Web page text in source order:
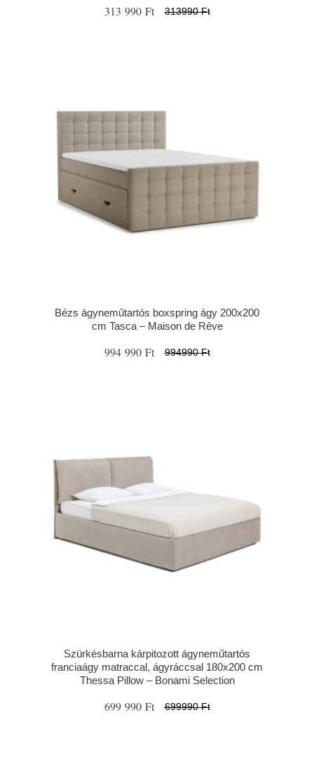
313 990 Ft 313990 Ft
Bézs ágyneműtartós boxspring ágy 200x200
cm Tasca – Maison de Rêve
994 990 Ft 994990 Ft
Szürkésbarna kárpitozott ágyneműtartós
franciaágy matraccal, ágyráccsal 180x200 cm
Thessa Pillow – Bonami Selection
699 990 Ft 699990 Ft